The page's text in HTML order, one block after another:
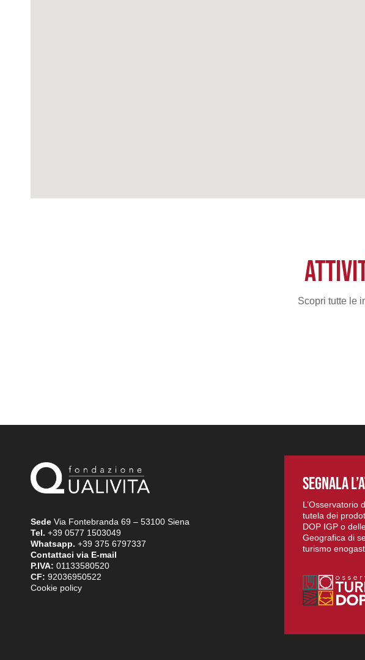
Scopri tutte le
Sede Via Fontebranda 69 – 53100 Siena
Tel. +39 0577 1503049
Whatsapp. +39 375 6797337
Contattaci via E-mail
P.IVA: 01133580520
CF: 92036950522
Cookie policy
SEGNALA
L’Osservatorio
tutela dei
DOP IGP o
Geografica di
turismo